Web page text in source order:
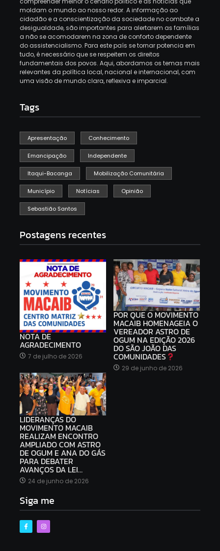
moldam o mundo ao nosso redor. A informação ao
cidadão e a conscientização da sociedade no combate a
desigualdade, são importantes para alertarem as famílias
a não se acomodarem na zona de conforto dependente
do assistencialismo. Para este país se tornar potencia em
tudo, é necessário que se respeitem os direitos
fundamentais dos povos. Aqui, abordamos os temas mais
relevantes da política local, nacional e internacional, com
uma visão de mundo clara, reflexiva e imparcial.
Tags
Apresentação Conhecimento
Emancipação Independente
Itaqui-Bacanga Mobilização Comunitária
Município Notícias Opinião
Sebastião Santos
Postagens recentes
NOTA DE
AGRADECIMENTO
7 de julho de 2026
POR QUE O MOVIMENTO
MACAIB HOMENAGEIA O
VEREADOR ASTRO DE
OGUM NA EDIÇÃO 2026
DO SÃO JOÃO DAS
COMUNIDADES
29 de junho de 2026
LIDERANÇAS DO
MOVIMENTO MACAIB
REALIZAM ENCONTRO
AMPLIADO COM ASTRO
DE OGUM E ANA DO GÁS
PARA DEBATER
AVANÇOS DA LEI…
24 de junho de 2026
Siga me